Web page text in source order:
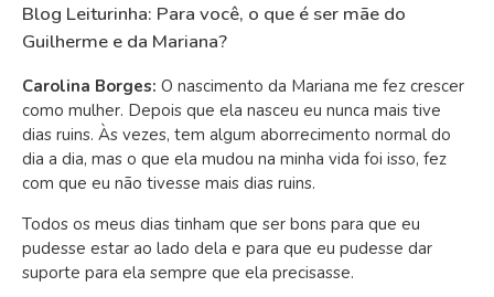
Blog Leiturinha: Para você, o que é ser mãe do
Guilherme e da Mariana?
Carolina Borges: O nascimento da Mariana me fez crescer
como mulher. Depois que ela nasceu eu nunca mais tive
dias ruins. Às vezes, tem algum aborrecimento normal do
dia a dia, mas o que ela mudou na minha vida foi isso, fez
com que eu não tivesse mais dias ruins.
Todos os meus dias tinham que ser bons para que eu
pudesse estar ao lado dela e para que eu pudesse dar
suporte para ela sempre que ela precisasse.